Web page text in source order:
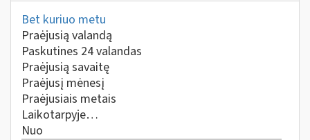
Bet kuriuo metu
Praėjusią valandą
Paskutines 24 valandas
Praėjusią savaitę
Praėjusį mėnesį
Praėjusiais metais
Laikotarpyje…
Nuo